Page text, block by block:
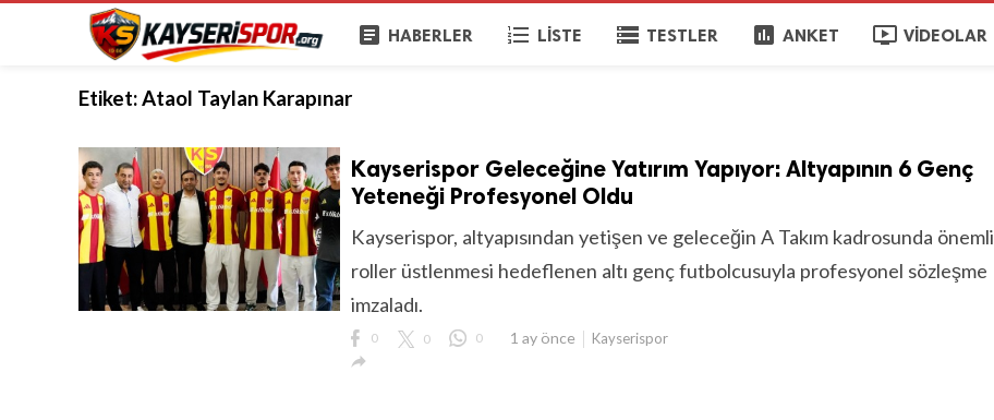
article HABERLER format_list_numbered LISTE storage TESTLER poll ANKET ondemand_video VIDEOLAR
Etiket:Ataol Taylan Karapınar
Kayserispor Geleceğine Yatırım Yapıyor: Altyapının 6 Genç
Yeteneği Profesyonel Oldu
Kayserispor, altyapısından yetişen ve geleceğin A Takım kadrosunda önemli
roller üstlenmesi hedeflenen altı genç futbolcusuyla profesyonel sözleşme
imzaladı.
0 0 0 1 ay önce Kayserispor
